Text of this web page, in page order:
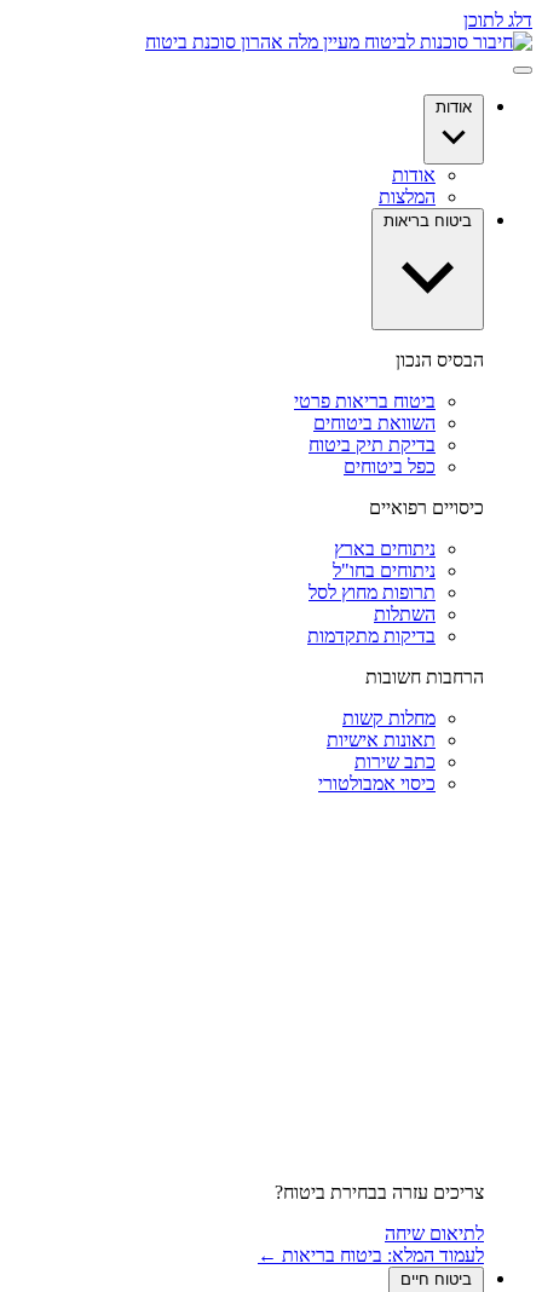
דלג לתוכן
אודות
אודות
המלצות
ביטוח בריאות
הבסיס הנכון
ביטוח בריאות פרטי
השוואת ביטוחים
בדיקת תיק ביטוח
כפל ביטוחים
כיסויים רפואיים
ניתוחים בארץ
ניתוחים בחו"ל
תרופות מחוץ לסל
השתלות
בדיקות מתקדמות
הרחבות חשובות
מחלות קשות
תאונות אישיות
כתב שירות
כיסוי אמבולטורי
צריכים עזרה בבחירת ביטוח?
לתיאום שיחה
לעמוד המלא: ביטוח בריאות ←
ביטוח חיים